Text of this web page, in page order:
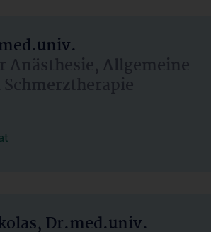
Allgemeine
Dr.med.univ.